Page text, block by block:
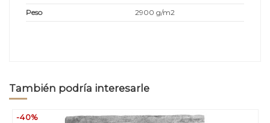
Peso
2900 g/m2
También podría interesarle
-40%